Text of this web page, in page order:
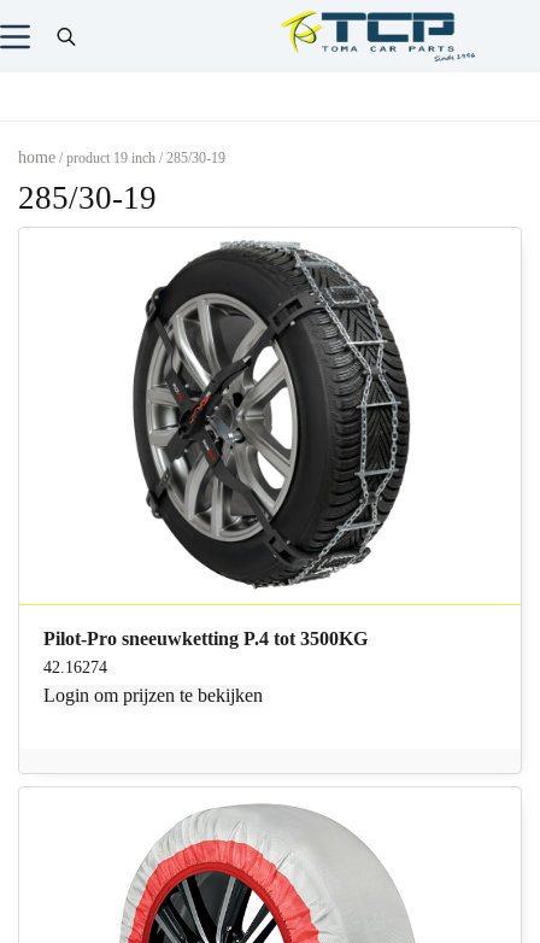
home / product 19 inch / 285/30-19
285/30-19
Pilot-Pro sneeuwketting P.4 tot 3500KG
42.16274
Login om prijzen te bekijken